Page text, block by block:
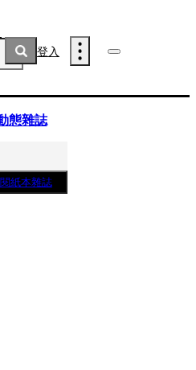
登入
態雜誌
紙本雜誌